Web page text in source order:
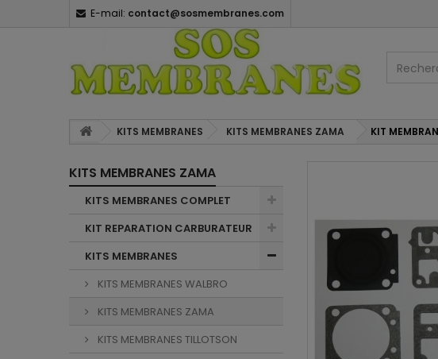
E-mail: contact@sosmembranes.com
KITS MEMBRANES KITS MEMBRANES ZAMA KIT
KITS MEMBRANES ZAMA
KITS MEMBRANES COMPLET
KIT REPARATION CARBURATEUR
KITS MEMBRANES
KITS MEMBRANES WALBRO
KITS MEMBRANES ZAMA
KITS MEMBRANES TILLOTSON